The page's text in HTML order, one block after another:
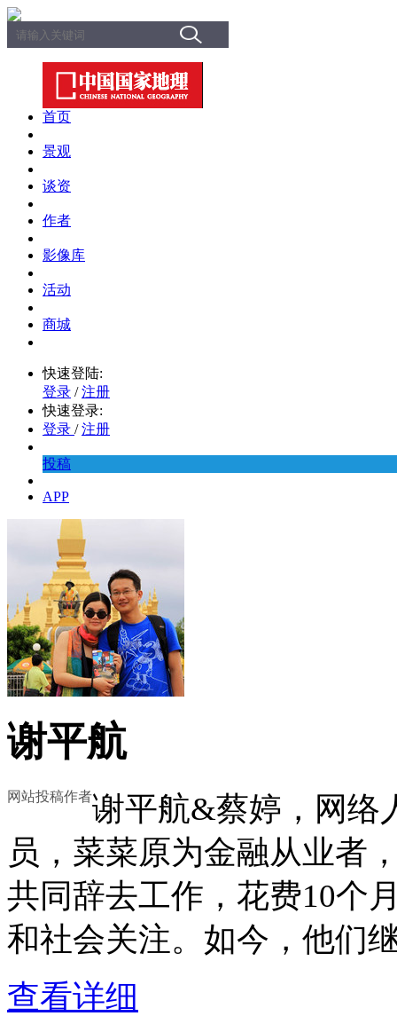
首页
景观
谈资
作者
影像库
活动
商城
快速登陆:
登录 / 注册
快速登录:
登录 / 注册
投稿
APP
谢平航
网站投稿作者谢平航&蔡婷，网络
员，菜菜原为金融从业者
共同辞去工作，花费10个
和社会关注。如今，他们
查看详细